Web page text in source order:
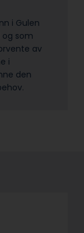
i Gulen
som
av
i
den